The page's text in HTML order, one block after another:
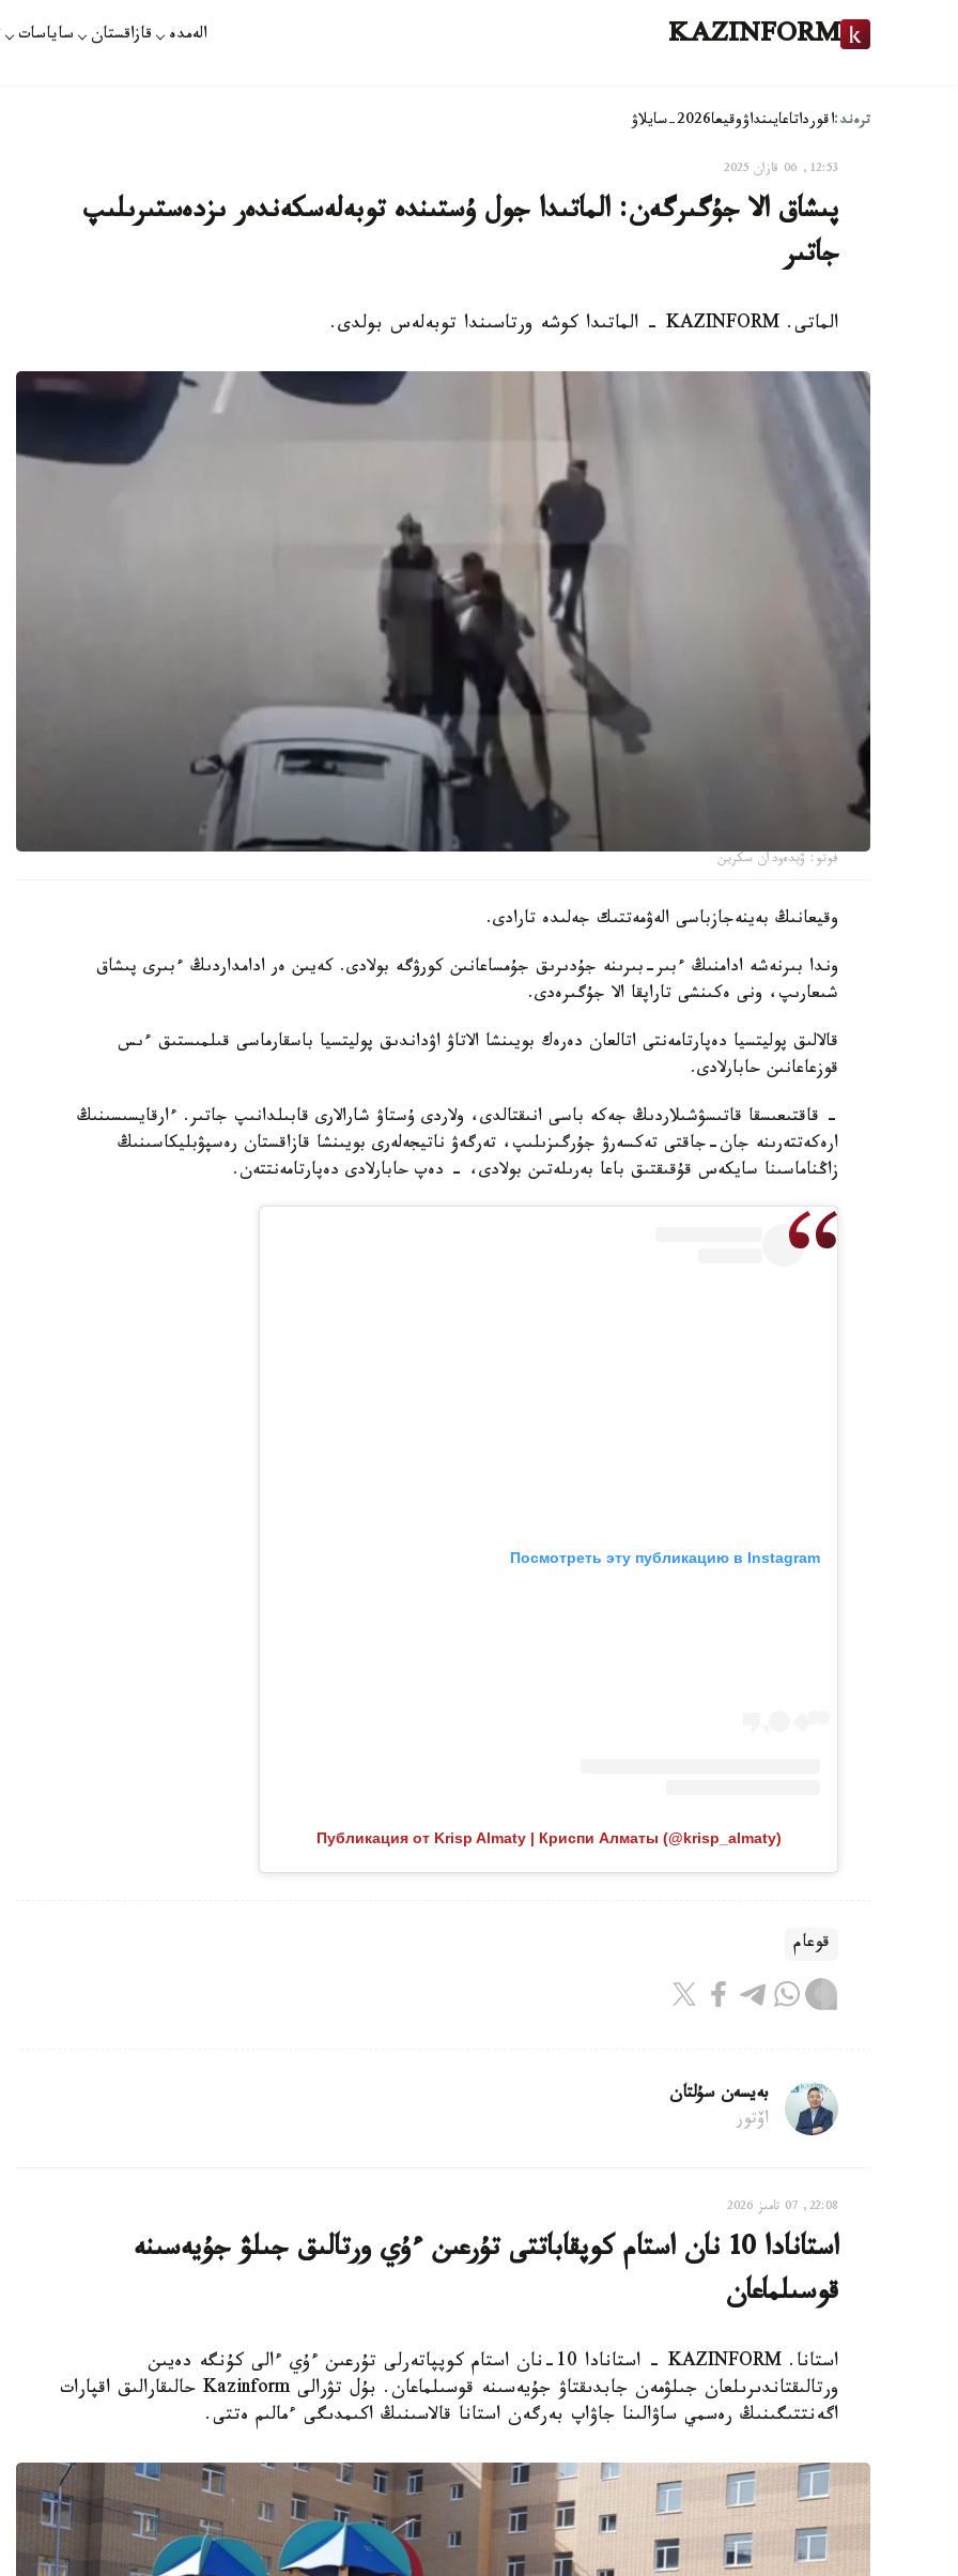
KAZINFORM الەمدە قازاقستان ساياسات
ترەند:اقورداتاعايىنداۋوقيعا2026-سايلاۋ
12:53, 06 قازان 2025
پىشاق الا جۇگىرگەن: الماتىدا جول ۇستىندە توبەلەسكەندەر ىزدەستىرىلىپ
جاتىر
الماتى. KAZINFORM - الماتىدا كوشە ورتاسىندا توبەلەس بولدى.
فوتو: ۆيدەودان سكرين
وقيعانىڭ بەينەجازباسى الەۋمەتتىك جەلىدە تارادى.
وندا بىرنەشە ادامنىڭ ءبىر-بىرىنە جۇدىرىق جۇمساعانىن كورۋگە بولادى. كەيىن ەر ادامداردىڭ ءبىرى پىشاق
شىعارىپ، ونى ەكىنشى تاراپقا الا جۇگىرەدى.
قالالىق پوليتسيا دەپارتامەنتى اتالعان دەرەك بويىنشا الاتاۋ اۋداندىق پوليتسيا باسقارماسى قىلمىستىق ءىس
قوزعاعانىن حابارلادى.
- قاقتىعىسقا قاتىسۋشىلاردىڭ جەكە باسى انىقتالدى، ولاردى ۇستاۋ شارالارى قابىلدانىپ جاتىر. ءارقايسىسىنىڭ
ارەكەتتەرىنە جان-جاقتى تەكسەرۋ جۇرگىزىلىپ، تەرگەۋ ناتيجەلەرى بويىنشا قازاقستان رەسپۋبليكاسىنىڭ
زاڭناماسىنا سايكەس قۇقىقتىق باعا بەرىلەتىن بولادى، - دەپ حابارلادى دەپارتامەنتتەن.
Посмотреть эту публикацию в Instagram
Публикация от Krisp Almaty | Криспи Алматы (@krisp_almaty)
قوعام
بەيسەن سۇلتان
اۆتور
22:08, 07 تامىز 2026
استانادا 10 نان استام كوپقاباتتى تۇرعىن ءۇي ورتالىق جىلۋ جۇيەسىنە
قوسىلماعان
استانا. KAZINFORM - استانادا 10-نان استام كوپپاتەرلى تۇرعىن ءۇي ءالى كۇنگە دەيىن
ورتالىقتاندىرىلعان جىلۋمەن جابدىقتاۋ جۇيەسىنە قوسىلماعان. بۇل تۋرالى Kazinform حالىقارالىق اقپارات
اگەنتتىگىنىڭ رەسمي ساۋالىنا جاۋاپ بەرگەن استانا قالاسىنىڭ اكىمدىگى ءمالىم ەتتى.